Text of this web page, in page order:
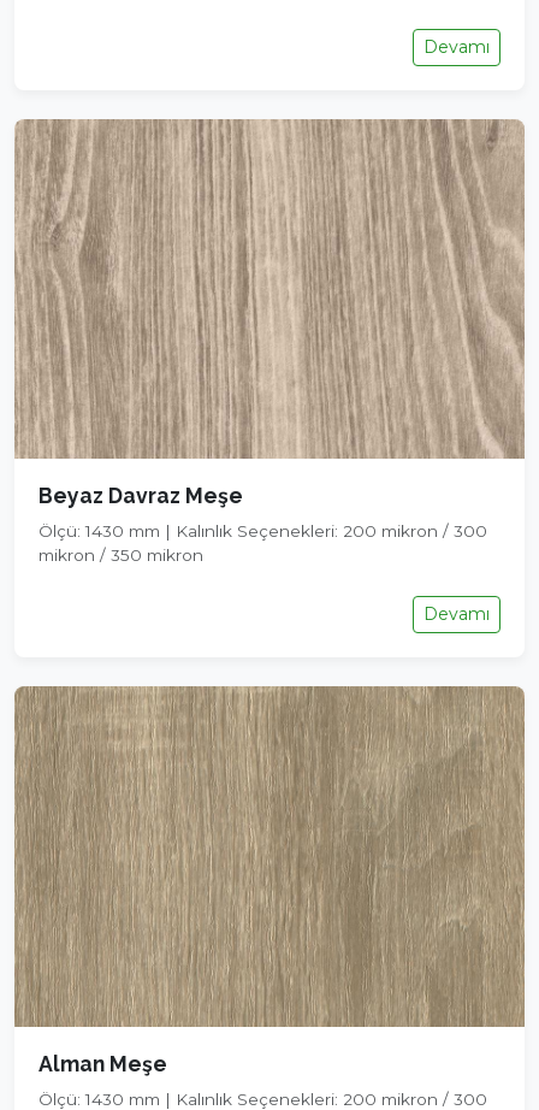
Devamı
Beyaz Davraz Meşe
Ölçü: 1430 mm | Kalınlık Seçenekleri: 200 mikron / 300
mikron / 350 mikron
Devamı
Alman Meşe
Ölçü: 1430 mm | Kalınlık Seçenekleri: 200 mikron / 300